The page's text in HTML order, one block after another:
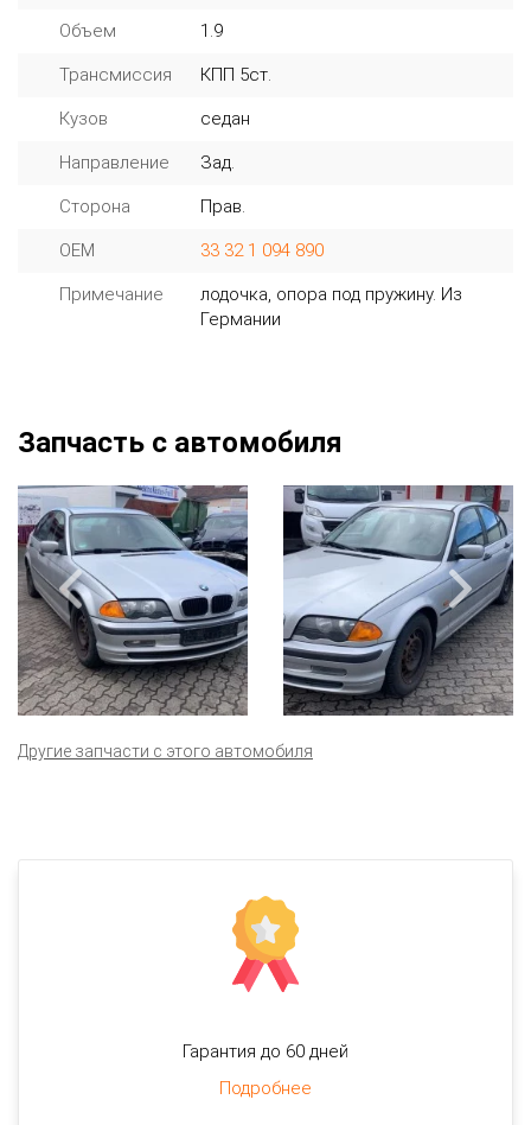
Объем 1.9
Трансмиссия КПП 5ст.
Кузов седан
Направление Зад.
Сторона Прав.
OEM 33 32 1 094 890
Примечание
лодочка, опора под пружину. Из
Германии
Запчасть с автомобиля
Другие запчасти с этого автомобиля
Гарантия до 60 дней
Подробнее